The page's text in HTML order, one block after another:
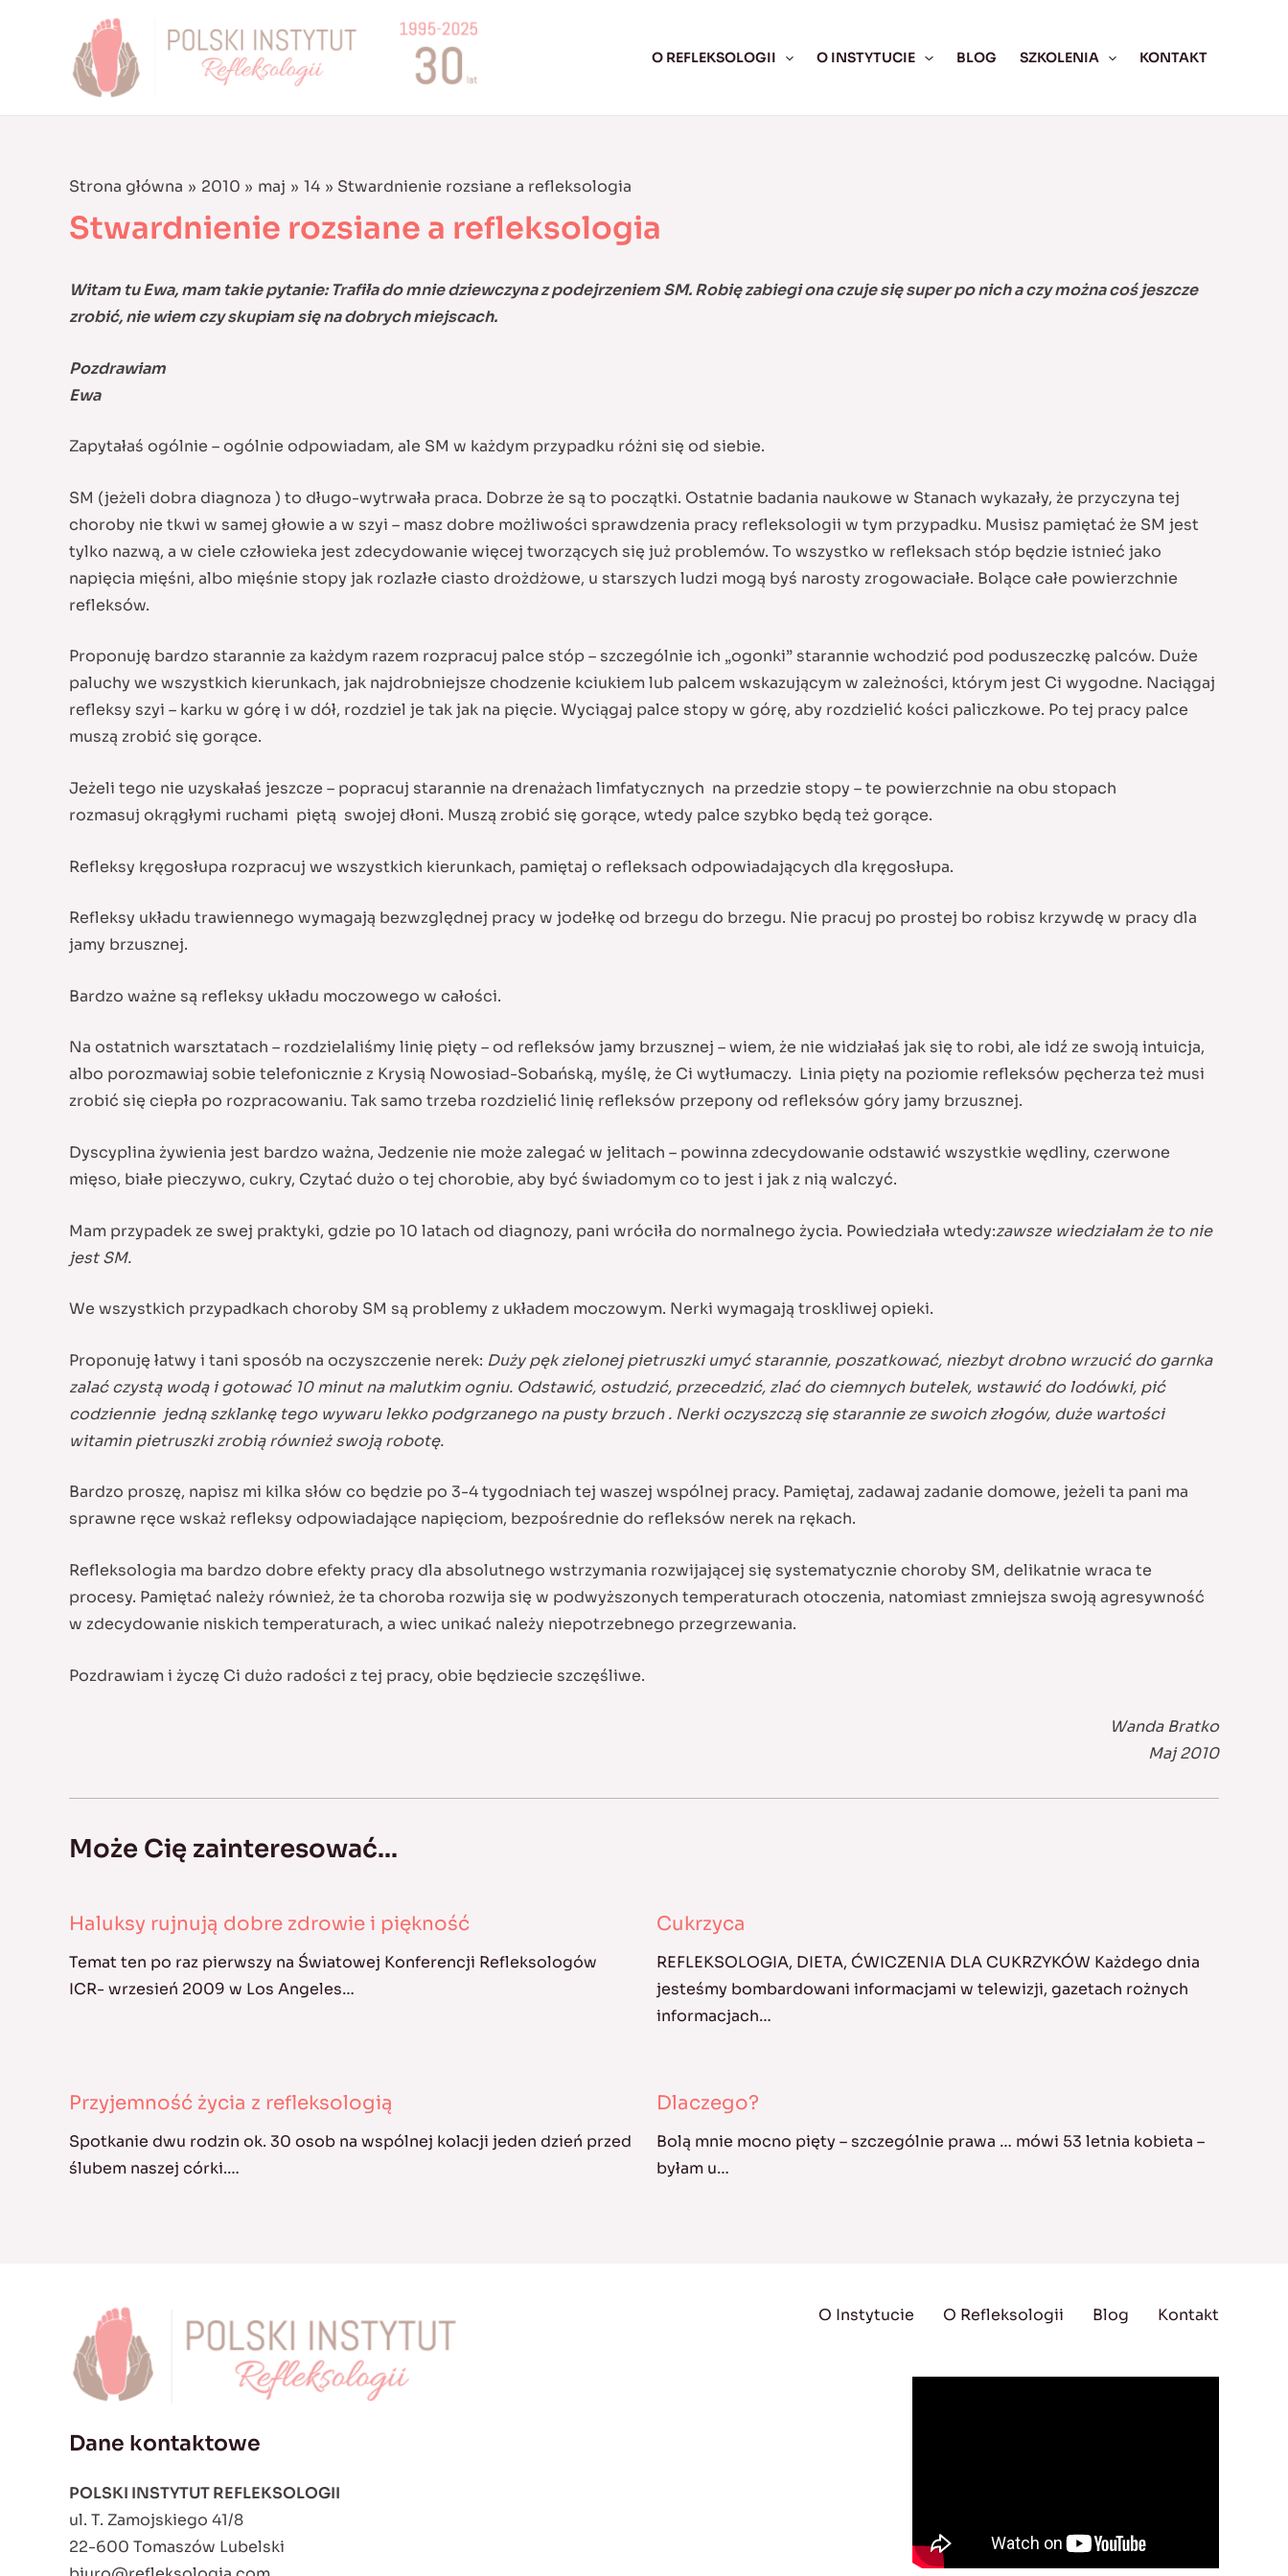
O REFLEKSOLOGII O INSTYTUCIE BLOG SZKOLENIA KONTAKT
Strona główna 2010 maj 14 Stwardnienie rozsiane a refleksologia
Stwardnienie rozsiane a refleksologia
Witam tu Ewa, mam takie pytanie: Trafiła do mnie dziewczyna z podejrzeniem SM. Robię zabiegi ona czuje się super po nich a czy można coś jeszcze
zrobić, nie wiem czy skupiam się na dobrych miejscach.
Pozdrawiam
Ewa
Zapytałaś ogólnie – ogólnie odpowiadam, ale SM w każdym przypadku różni się od siebie.
SM (jeżeli dobra diagnoza ) to długo-wytrwała praca. Dobrze że są to początki. Ostatnie badania naukowe w Stanach wykazały, że przyczyna tej
choroby nie tkwi w samej głowie a w szyi – masz dobre możliwości sprawdzenia pracy refleksologii w tym przypadku. Musisz pamiętać że SM jest
tylko nazwą, a w ciele człowieka jest zdecydowanie więcej tworzących się już problemów. To wszystko w refleksach stóp będzie istnieć jako
napięcia mięśni, albo mięśnie stopy jak rozlazłe ciasto drożdżowe, u starszych ludzi mogą byś narosty zrogowaciałe. Bolące całe powierzchnie
refleksów.
Proponuję bardzo starannie za każdym razem rozpracuj palce stóp – szczególnie ich „ogonki” starannie wchodzić pod poduszeczkę palców. Duże
paluchy we wszystkich kierunkach, jak najdrobniejsze chodzenie kciukiem lub palcem wskazującym w zależności, którym jest Ci wygodne. Naciągaj
refleksy szyi – karku w górę i w dół, rozdziel je tak jak na pięcie. Wyciągaj palce stopy w górę, aby rozdzielić kości paliczkowe. Po tej pracy palce
muszą zrobić się gorące.
Jeżeli tego nie uzyskałaś jeszcze – popracuj starannie na drenażach limfatycznych na przedzie stopy – te powierzchnie na obu stopach
rozmasuj okrągłymi ruchami piętą swojej dłoni. Muszą zrobić się gorące, wtedy palce szybko będą też gorące.
Refleksy kręgosłupa rozpracuj we wszystkich kierunkach, pamiętaj o refleksach odpowiadających dla kręgosłupa.
Refleksy układu trawiennego wymagają bezwzględnej pracy w jodełkę od brzegu do brzegu. Nie pracuj po prostej bo robisz krzywdę w pracy dla
jamy brzusznej.
Bardzo ważne są refleksy układu moczowego w całości.
Na ostatnich warsztatach – rozdzielaliśmy linię pięty – od refleksów jamy brzusznej – wiem, że nie widziałaś jak się to robi, ale idź ze swoją intuicja,
albo porozmawiaj sobie telefonicznie z Krysią Nowosiad-Sobańską, myślę, że Ci wytłumaczy. Linia pięty na poziomie refleksów pęcherza też musi
zrobić się ciepła po rozpracowaniu. Tak samo trzeba rozdzielić linię refleksów przepony od refleksów góry jamy brzusznej.
Dyscyplina żywienia jest bardzo ważna, Jedzenie nie może zalegać w jelitach – powinna zdecydowanie odstawić wszystkie wędliny, czerwone
mięso, białe pieczywo, cukry, Czytać dużo o tej chorobie, aby być świadomym co to jest i jak z nią walczyć.
Mam przypadek ze swej praktyki, gdzie po 10 latach od diagnozy, pani wróciła do normalnego życia. Powiedziała wtedy:zawsze wiedziałam że to nie
jest SM.
We wszystkich przypadkach choroby SM są problemy z układem moczowym. Nerki wymagają troskliwej opieki.
Proponuję łatwy i tani sposób na oczyszczenie nerek: Duży pęk zielonej pietruszki umyć starannie, poszatkować, niezbyt drobno wrzucić do garnka
zalać czystą wodą i gotować 10 minut na malutkim ogniu. Odstawić, ostudzić, przecedzić, zlać do ciemnych butelek, wstawić do lodówki, pić
codziennie jedną szklankę tego wywaru lekko podgrzanego na pusty brzuch . Nerki oczyszczą się starannie ze swoich złogów, duże wartości
witamin pietruszki zrobią również swoją robotę.
Bardzo proszę, napisz mi kilka słów co będzie po 3-4 tygodniach tej waszej wspólnej pracy. Pamiętaj, zadawaj zadanie domowe, jeżeli ta pani ma
sprawne ręce wskaż refleksy odpowiadające napięciom, bezpośrednie do refleksów nerek na rękach.
Refleksologia ma bardzo dobre efekty pracy dla absolutnego wstrzymania rozwijającej się systematycznie choroby SM, delikatnie wraca te
procesy. Pamiętać należy również, że ta choroba rozwija się w podwyższonych temperaturach otoczenia, natomiast zmniejsza swoją agresywność
w zdecydowanie niskich temperaturach, a wiec unikać należy niepotrzebnego przegrzewania.
Pozdrawiam i życzę Ci dużo radości z tej pracy, obie będziecie szczęśliwe.
Wanda Bratko
Maj 2010
Może Cię zainteresować...
Haluksy rujnują dobre zdrowie i piękność
Temat ten po raz pierwszy na Światowej Konferencji Refleksologów
ICR- wrzesień 2009 w Los Angeles…
Cukrzyca
REFLEKSOLOGIA, DIETA, ĆWICZENIA DLA CUKRZYKÓW Każdego dnia
jesteśmy bombardowani informacjami w telewizji, gazetach rożnych
informacjach…
Przyjemność życia z refleksologią
Spotkanie dwu rodzin ok. 30 osob na wspólnej kolacji jeden dzień przed
ślubem naszej córki.…
Dlaczego?
Bolą mnie mocno pięty – szczególnie prawa … mówi 53 letnia kobieta –
byłam u…
Dane kontaktowe
POLSKI INSTYTUT REFLEKSOLOGII
ul. T. Zamojskiego 41/8
22-600 Tomaszów Lubelski
O Instytucie O Refleksologii Blog Kontakt